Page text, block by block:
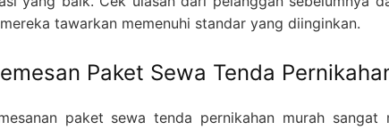
tawarkan memenuhi standar yang diinginkan.
Paket Sewa Tenda
paket sewa tenda pernikahan murah sangat